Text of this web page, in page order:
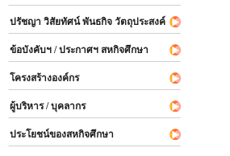
ปรัชญา วิสัยทัศน์ พันธกิจ วัตถุประสงค์
ข้อบังคับฯ / ประกาศฯ สหกิจศึกษา
โครงสร้างองค์กร
ผู้บริหาร / บุคลากร
ประโยชน์ของสหกิจศึกษา